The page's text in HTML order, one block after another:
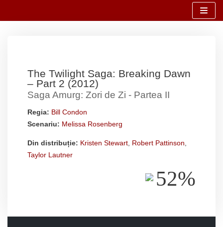
The Twilight Saga: Breaking Dawn
– Part 2 (2012)
Saga Amurg: Zori de Zi - Partea II
Regia: Bill Condon
Scenariu: Melissa Rosenberg
Din distribuție: Kristen Stewart Robert Pattinson
Taylor Lautner
52%